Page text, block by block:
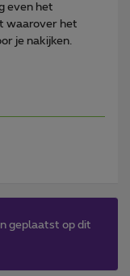
even het
waarover het
je nakijken.
geplaatst op dit